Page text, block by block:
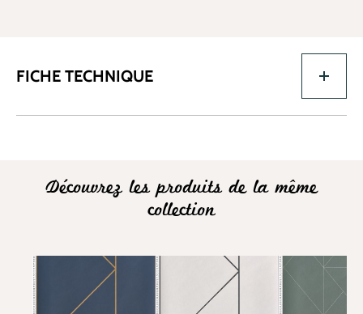
FICHE TECHNIQUE
Découvrez les produits de la même
collection